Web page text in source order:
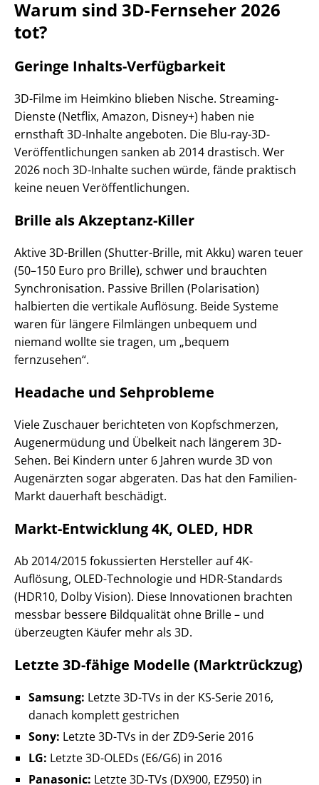
Warum sind 3D-Fernseher 2026
tot?
Geringe Inhalts-Verfügbarkeit
3D-Filme im Heimkino blieben Nische. Streaming-
Dienste (Netflix, Amazon, Disney+) haben nie
ernsthaft 3D-Inhalte angeboten. Die Blu-ray-3D-
Veröffentlichungen sanken ab 2014 drastisch. Wer
2026 noch 3D-Inhalte suchen würde, fände praktisch
keine neuen Veröffentlichungen.
Brille als Akzeptanz-Killer
Aktive 3D-Brillen (Shutter-Brille, mit Akku) waren teuer
(50–150 Euro pro Brille), schwer und brauchten
Synchronisation. Passive Brillen (Polarisation)
halbierten die vertikale Auflösung. Beide Systeme
waren für längere Filmlängen unbequem und
niemand wollte sie tragen, um „bequem
fernzusehen“.
Headache und Sehprobleme
Viele Zuschauer berichteten von Kopfschmerzen,
Augenermüdung und Übelkeit nach längerem 3D-
Sehen. Bei Kindern unter 6 Jahren wurde 3D von
Augenärzten sogar abgeraten. Das hat den Familien-
Markt dauerhaft beschädigt.
Markt-Entwicklung 4K, OLED, HDR
Ab 2014/2015 fokussierten Hersteller auf 4K-
Auflösung, OLED-Technologie und HDR-Standards
(HDR10, Dolby Vision). Diese Innovationen brachten
messbar bessere Bildqualität ohne Brille – und
überzeugten Käufer mehr als 3D.
Letzte 3D-fähige Modelle (Marktrückzug)
Samsung: Letzte 3D-TVs in der KS-Serie 2016,
danach komplett gestrichen
Sony: Letzte 3D-TVs in der ZD9-Serie 2016
LG: Letzte 3D-OLEDs (E6/G6) in 2016
Panasonic: Letzte 3D-TVs (DX900, EZ950) in